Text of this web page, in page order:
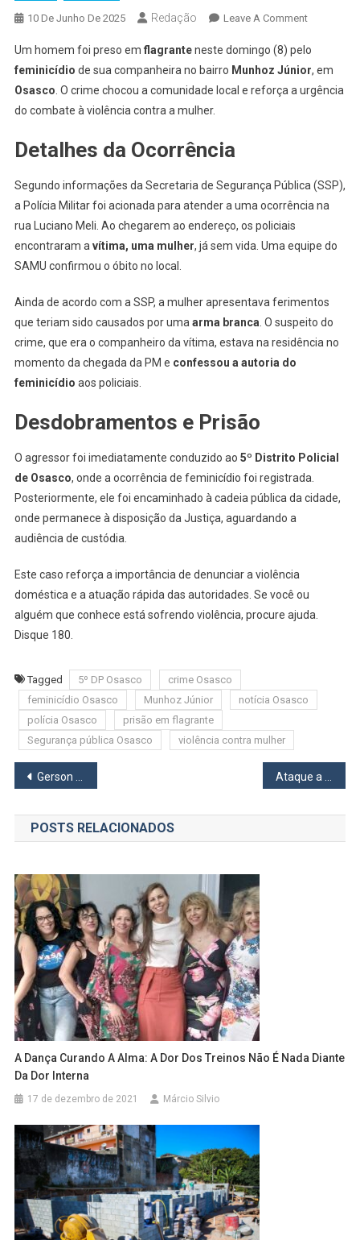
10 De Junho De 2025 Redação Leave A CommentOn
Preso
Em
Flagrante
Facadas
No
Júnior,
Um homem foi preso em flagranteneste domingo (8) pelo
feminicídio de sua companheira no bairro Munhoz Júnior, em
Osasco . O crime chocou a comunidade local e reforça a urgência
do combate à violência contra a mulher.
Detalhes da Ocorrência
Segundo informações da Secretaria de Segurança Pública (SSP),
a Polícia Militar foi acionada para atender a uma ocorrência na
rua Luciano Meli. Ao chegarem ao endereço, os policiais
encontraram a vítima, uma mulher, já sem vida. Uma equipe do
SAMU confirmou o óbito no local.
Ainda de acordo com a SSP, a mulher apresentava ferimentos
que teriam sido causados por uma arma branca . O suspeito do
crime, que era o companheiro da vítima, estava na residência no
momento da chegada da PM e confessou a autoria do
feminicídio aos policiais.
Desdobramentos e Prisão
O agressor foi imediatamente conduzido ao 5º Distrito Policial
de Osasco, onde a ocorrência de feminicídio foi registrada.
Posteriormente, ele foi encaminhado à cadeia pública da cidade,
onde permanece à disposição da Justiça, aguardando a
audiência de custódia.
Este caso reforça a importância de denunciar a violência
doméstica e a atuação rápida das autoridades. Se você ou
alguém que conhece está sofrendo violência, procure ajuda.
Disque 180.
Tagged 5º DP Osasco
crime Osasco
feminicídio Osasco
Munhoz Júnior
notícia Osasco
polícia Osasco
prisão em flagrante
Segurança pública Osasco
violência contra mulher
Navegação
de
Post
Gerson Pessoa Anuncia José Toste Borges como Novo Secretário de Educação de Osasco
POSTS RELACIONADOS
A Dança Curando A Alma: A Dor Dos Treinos Não É Nada Diante
Da Dor Interna
17 de dezembro de 2021 Márcio Silvio